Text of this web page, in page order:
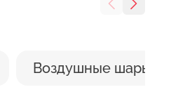
Воздушные шары